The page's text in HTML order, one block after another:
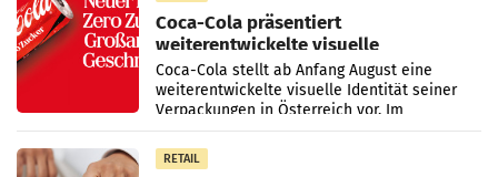
Coca-Cola präsentiert
weiterentwickelte visuelle
Markenidentität
Coca-Cola stellt ab Anfang August eine
weiterentwickelte visuelle Identität seiner
Verpackungen in Österreich vor. Im
Mittelpunkt des Redesigns stehen zentrale
Gestaltungselemente
RETAIL